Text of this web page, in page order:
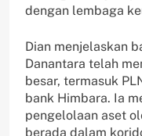
dengan lembaga
Dian menjelaskan
Danantara telah
besar, termasuk
bank Himbara. Ia
pengelolaan aset
berada dalam